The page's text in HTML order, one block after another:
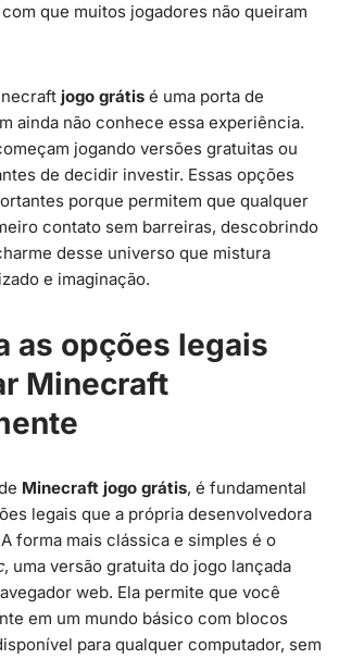
que muitos jogadores não queiram
jogo grátis é uma porta de
ainda não conhece essa experiência.
jogando versões gratuitas ou
de decidir investir. Essas opções
porque permitem que qualquer
contato sem barreiras, descobrindo
desse universo que mistura
e imaginação.
as opções legais
Minecraft
Minecraft jogo grátis, é fundamental
legais que a própria desenvolvedora
forma mais clássica e simples é o
, uma versão gratuita do jogo lançada
web. Ela permite que você
em um mundo básico com blocos
para qualquer computador, sem